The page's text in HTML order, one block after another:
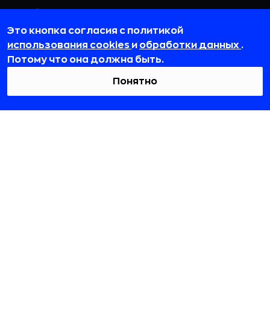
HR
Смотреть все
Это кнопка согласия с политикой
использования cookies и обработки данных .
Потому что она должна быть.
Понятно